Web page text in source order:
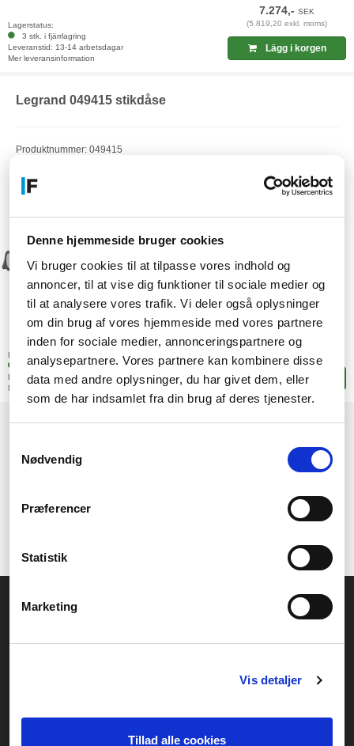
Denne hjemmeside bruger cookies
Vi bruger cookies til at tilpasse vores indhold og
annoncer, til at vise dig funktioner til sociale medier og
til at analysere vores trafik. Vi deler også oplysninger
om din brug af vores hjemmeside med vores partnere
inden for sociale medier, annonceringspartnere og
analysepartnere. Vores partnere kan kombinere disse
data med andre oplysninger, du har givet dem, eller
som de har indsamlet fra din brug af deres tjenester.
Nødvendig
Præferencer
Statistik
Marketing
Vis detaljer
Tillad alle cookies
Lagerstatus:
3 stk. i fjärrlagring
Leveranstid: 13-14 arbetsdagar
Mer leveransinformation
7.274,-SEK
(5.819,20 exkl. moms)
Lägg i korgen
Legrand 049415 stikdåse
Produktnummer: 049415
Artikelnummer: F23159319
Lagerstatus:
5 stk. i fjärrlagring
Leveranstid: 13-14 arbetsdagar
Mer leveransinformation
674,-SEK
Lägg i korgen
Allmänna frågor:
Skapa klagomål